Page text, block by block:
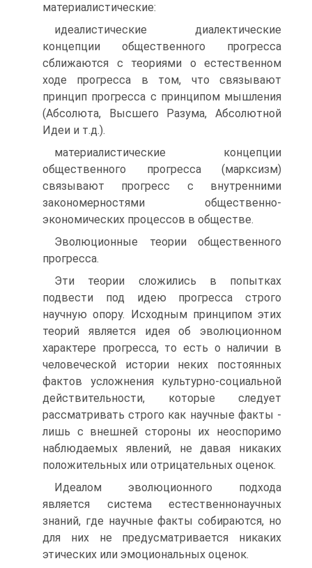
материалистические:
идеалистические диалектические
концепции общественного прогресса
сближаются с теориями о естественном
ходе прогресса в том, что связывают
принцип прогресса с принципом мышления
(Абсолюта, Высшего Разума, Абсолютной
Идеи и т.д.).
материалистические концепции
общественного прогресса (марксизм)
связывают прогресс с внутренними
закономерностями общественно-
экономических процессов в обществе.
Эволюционные теории общественного
прогресса.
Эти теории сложились в попытках
подвести под идею прогресса строго
научную опору. Исходным принципом этих
теорий является идея об эволюционном
характере прогресса, то есть о наличии в
человеческой истории неких постоянных
фактов усложнения культурно-социальной
действительности, которые следует
рассматривать строго как научные факты -
лишь с внешней стороны их неоспоримо
наблюдаемых явлений, не давая никаких
положительных или отрицательных оценок.
Идеалом эволюционного подхода
является система естественнонаучных
знаний, где научные факты собираются, но
для них не предусматривается никаких
этических или эмоциональных оценок.